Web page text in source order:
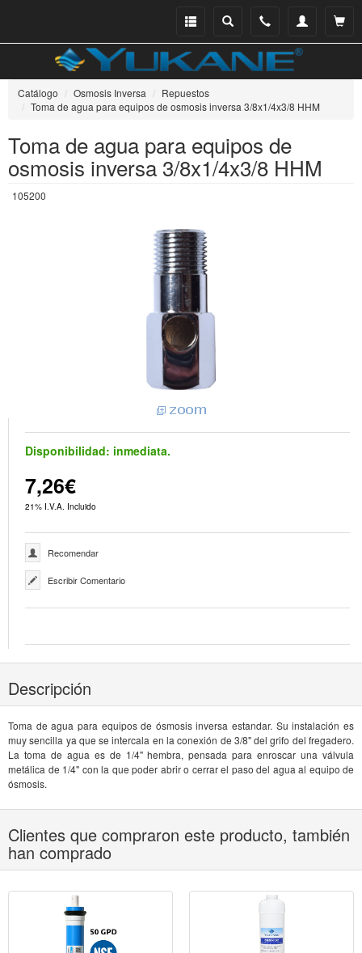
Ver
Mi
Teléfono
Buscar
Menu
Catálogo Osmosis Inversa
Repuestos
Toma de agua para equipos de osmosis inversa 3/8x1/4x3/8 HHM
Toma de agua para equipos de
osmosis inversa 3/8x1/4x3/8 HHM
105200
Disponibilidad: inmediata.
7,26€
21% I.V.A. Incluido
Recomendar
Escribir Comentario
Descripción
Toma de agua para equipos de ósmosis inversa estandar. Su instalación es
muy sencilla ya que se intercala en la conexión de 3/8" del grifo del fregadero.
La toma de agua es de 1/4" hembra, pensada para enroscar una válvula
metálica de 1/4" con la que poder abrir o cerrar el paso del agua al equipo de
ósmosis.
Clientes que compraron este producto, también
han comprado